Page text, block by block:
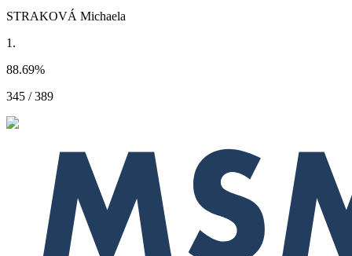
STRAKOVÁ Michaela
1.
88.69%
345 / 389